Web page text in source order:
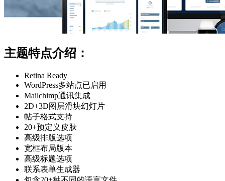
主题特点介绍：
Retina Ready
WordPress多站点已启用
Mailchimp通讯集成
2D+3D图层滑块幻灯片
帖子格式支持
20+预定义皮肤
高级排版选项
宽框布局版本
高级标题选项
联系表单生成器